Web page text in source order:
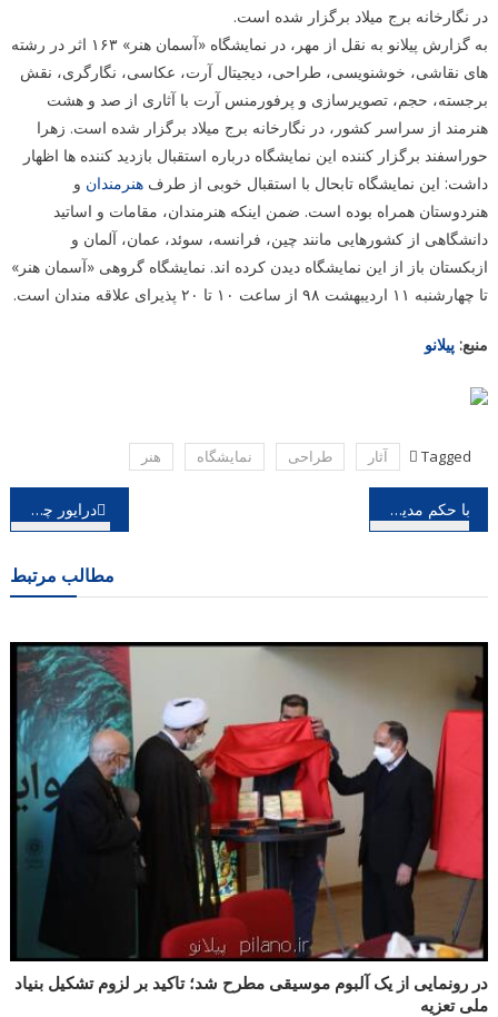
در نگارخانه برج میلاد برگزار شده است.
به گزارش پیلانو به نقل از مهر، در نمایشگاه «آسمان هنر» ۱۶۳ اثر در رشته
های نقاشی، خوشنویسی، طراحی، دیجیتال آرت، عکاسی، نگارگری، نقش
برجسته، حجم، تصویرسازی و پرفورمنس آرت با آثاری از صد و هشت
هنرمند از سراسر کشور، در نگارخانه برج میلاد برگزار شده است. زهرا
حوراسفند برگزار کننده این نمایشگاه درباره استقبال بازدید کننده ها اظهار
داشت: این نمایشگاه تابحال با استقبال خوبی از طرف هنرمندان و
هنردوستان همراه بوده است. ضمن اینکه هنرمندان، مقامات و اساتید
دانشگاهی از کشورهایی مانند چین، فرانسه، سوئد، عمان، آلمان و
ازبکستان باز از این نمایشگاه دیدن کرده اند. نمایشگاه گروهی «آسمان هنر»
تا چهارشنبه ۱۱ اردیبهشت ۹۸ از ساعت ۱۰ تا ۲۰ پذیرای علاقه مندان است.
منبع: پیلانو
Tagged آثار طراحی نمایشگاه هنر
راهبری
درایور چی مرجع تخصصی دانلود درایور با حکم مدیرکل دفترموسیقی ارشاد؛ شهرام صارمی مدیر اجرایی سی و پنجمین جشنواره موسیقی فجر شد
مطالب مرتبط
در رونمایی از یک آلبوم موسیقی مطرح شد؛ تاکید بر لزوم تشکیل بنیاد
ملی تعزیه